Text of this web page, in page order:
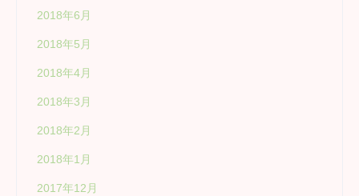
2018年6月
2018年5月
2018年4月
2018年3月
2018年2月
2018年1月
2017年12月